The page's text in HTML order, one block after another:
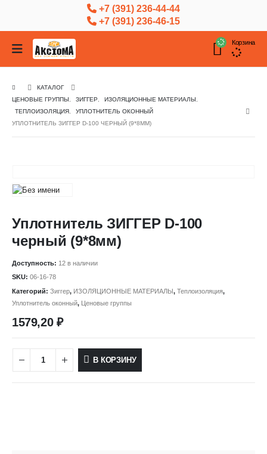
+7 (391) 236-44-44
+7 (391) 236-46-15
Корзина
КАТАЛОГ
ЦЕНОВЫЕ ГРУППЫ
ЗИГГЕР ИЗОЛЯЦИОННЫЕ МАТЕРИАЛЫ
ТЕПЛОИЗОЛЯЦИЯ
УПЛОТНИТЕЛЬ ОКОННЫЙ
УПЛОТНИТЕЛЬ ЗИГГЕР D-100 ЧЕРНЫЙ (9*8ММ)
Уплотнитель ЗИГГЕР D-100
черный (9*8мм)
Доступность: 12 в наличии
SKU: 06-16-78
Категорий: Зиггер, ИЗОЛЯЦИОННЫЕ МАТЕРИАЛЫ, Теплоизоляция,
Уплотнитель оконный, Ценовые группы
1579,20 ₽
В КОРЗИНУ